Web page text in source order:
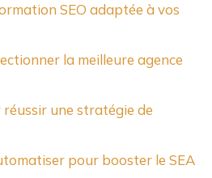
SEO adaptée à vos
la meilleure agence
réussir une stratégie de
pour booster le SEA